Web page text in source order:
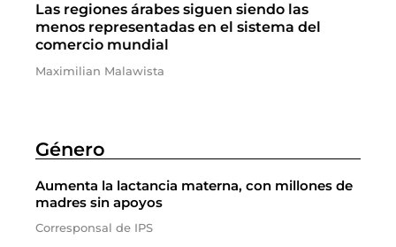
Las regiones árabes siguen siendo las
menos representadas en el sistema del
comercio mundial
Maximilian Malawista
Género
Aumenta la lactancia materna, con millones de
madres sin apoyos
Corresponsal de IPS